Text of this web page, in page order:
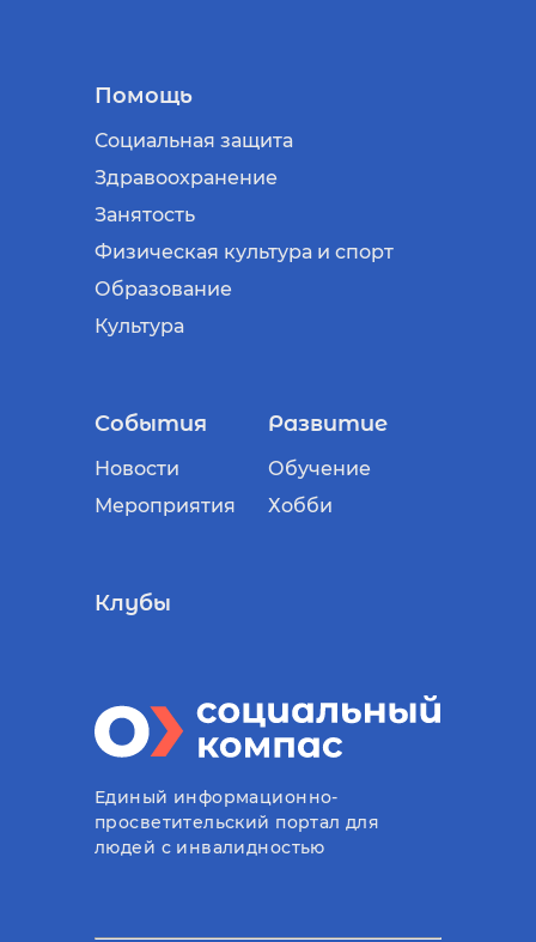
Помощь
Социальная защита
Здравоохранение
Занятость
Физическая культура и спорт
Образование
Культура
События
Новости
Мероприятия
Развитие
Обучение
Хобби
Клубы
Единый информационно-
просветительский портал для
людей с инвалидностью